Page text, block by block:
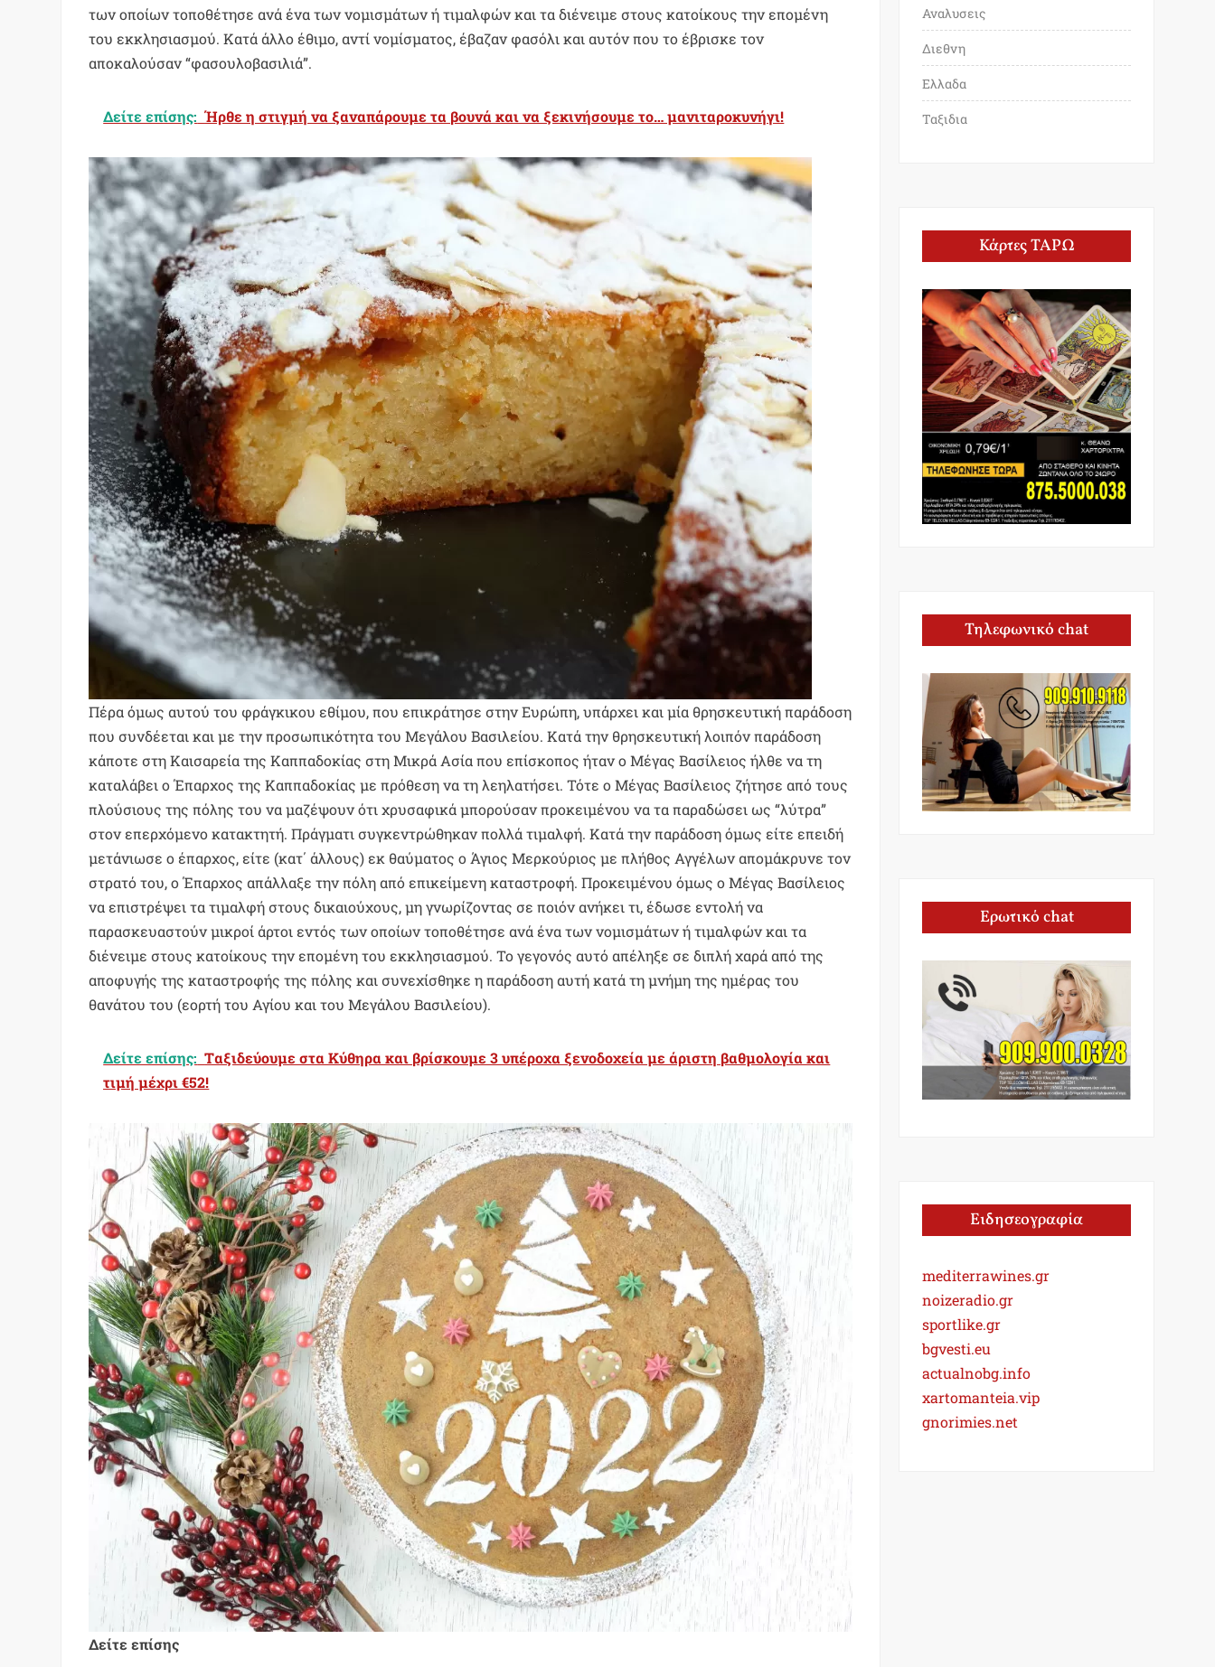
των οποίων τοποθέτησε ανά ένα των νομισμάτων ή τιμαλφών και τα διένειμε στους κατοίκους την επομένη
του εκκλησιασμού. Κατά άλλο έθιμο, αντί νομίσματος, έβαζαν φασόλι και αυτόν που το έβρισκε τον
αποκαλούσαν “φασουλοβασιλιά”.
Δείτε επίσης: Ήρθε η στιγμή να ξαναπάρουμε τα βουνά και να ξεκινήσουμε το… μανιταροκυνήγι!
Πέρα όμως αυτού του φράγκικου εθίμου, που επικράτησε στην Ευρώπη, υπάρχει και μία θρησκευτική παράδοση
που συνδέεται και με την προσωπικότητα του Μεγάλου Βασιλείου. Κατά την θρησκευτική λοιπόν παράδοση
κάποτε στη Καισαρεία της Καππαδοκίας στη Μικρά Ασία που επίσκοπος ήταν ο Μέγας Βασίλειος ήλθε να τη
καταλάβει ο Έπαρχος της Καππαδοκίας με πρόθεση να τη λεηλατήσει. Τότε ο Μέγας Βασίλειος ζήτησε από τους
πλούσιους της πόλης του να μαζέψουν ότι χρυσαφικά μπορούσαν προκειμένου να τα παραδώσει ως “λύτρα”
στον επερχόμενο κατακτητή. Πράγματι συγκεντρώθηκαν πολλά τιμαλφή. Κατά την παράδοση όμως είτε επειδή
μετάνιωσε ο έπαρχος, είτε (κατ΄ άλλους) εκ θαύματος ο Άγιος Μερκούριος με πλήθος Αγγέλων απομάκρυνε τον
στρατό του, ο Έπαρχος απάλλαξε την πόλη από επικείμενη καταστροφή. Προκειμένου όμως ο Μέγας Βασίλειος
να επιστρέψει τα τιμαλφή στους δικαιούχους, μη γνωρίζοντας σε ποιόν ανήκει τι, έδωσε εντολή να
παρασκευαστούν μικροί άρτοι εντός των οποίων τοποθέτησε ανά ένα των νομισμάτων ή τιμαλφών και τα
διένειμε στους κατοίκους την επομένη του εκκλησιασμού. Το γεγονός αυτό απέληξε σε διπλή χαρά από της
αποφυγής της καταστροφής της πόλης και συνεχίσθηκε η παράδοση αυτή κατά τη μνήμη της ημέρας του
θανάτου του (εορτή του Αγίου και του Μεγάλου Βασιλείου).
Δείτε επίσης: Tαξιδεύουμε στα Κύθηρα και βρίσκουμε 3 υπέροχα ξενοδοχεία με άριστη βαθμολογία και
τιμή μέχρι €52!
Δείτε επίσης
Αναλυσεις
Διεθνη
Ελλαδα
Ταξιδια
Κάρτες ΤΑΡΩ
Τηλεφωνικό chat
Ερωτικό chat
Ειδησεογραφία
mediterrawines.gr
noizeradio.gr
sportlike.gr
bgvesti.eu
actualnobg.info
xartomanteia.vip
gnorimies.net